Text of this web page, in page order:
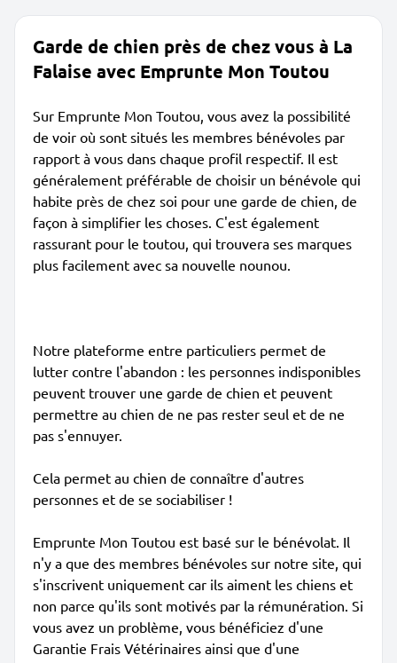
Garde de chien près de chez vous à La
Falaise avec Emprunte Mon Toutou
Sur Emprunte Mon Toutou, vous avez la possibilité
de voir où sont situés les membres bénévoles par
rapport à vous dans chaque profil respectif. Il est
généralement préférable de choisir un bénévole qui
habite près de chez soi pour une garde de chien, de
façon à simplifier les choses. C'est également
rassurant pour le toutou, qui trouvera ses marques
plus facilement avec sa nouvelle nounou.
Notre plateforme entre particuliers permet de
lutter contre l'abandon : les personnes indisponibles
peuvent trouver une garde de chien et peuvent
permettre au chien de ne pas rester seul et de ne
pas s'ennuyer.
Cela permet au chien de connaître d'autres
personnes et de se sociabiliser !
Emprunte Mon Toutou est basé sur le bénévolat. Il
n'y a que des membres bénévoles sur notre site, qui
s'inscrivent uniquement car ils aiment les chiens et
non parce qu'ils sont motivés par la rémunération. Si
vous avez un problème, vous bénéficiez d'une
Garantie Frais Vétérinaires ainsi que d'une